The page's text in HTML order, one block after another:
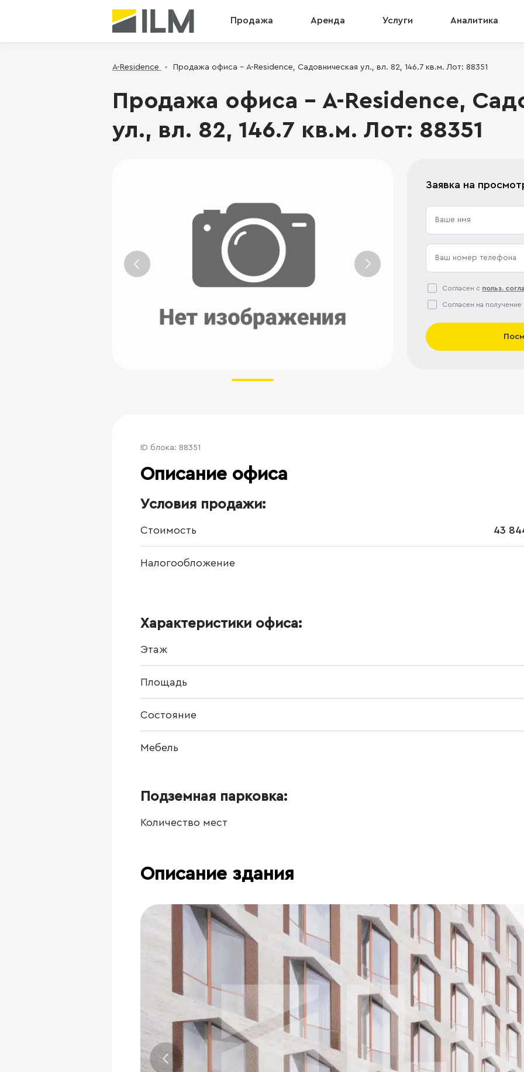
Продажа Аренда Услуги Аналитика
A-Residence Продажа офиса - A-Residence, Садовническая ул., вл. 82, 146.7 кв.м. Лот: 88351
Продажа офиса - A-Residence,
ул., вл. 82, 146.7 кв.м. Лот: 88351
Заявка на
Согласен с польз.
Согласен на получение
ID блока: 88351
Описание офиса
Условия продажи:
Стоимость 43
Налогообложение
Характеристики офиса:
Этаж
Площадь
Состояние
Мебель
Подземная парковка:
Количество мест
Описание здания